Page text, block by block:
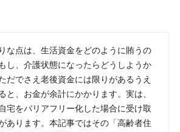
な点は、生活資金をどのように賄うの
し、介護状態になったらどうしようか
だでさえ老後資金には限りがあるうえ
と、お金が余計にかかります。実は、
宅をバリアフリー化した場合に受け取
あります。本記事ではその「高齢者住